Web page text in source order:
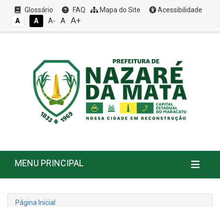
Glossário FAQ Mapa do Site
Acessibilidade
A
A A- A A+
MENU PRINCIPAL
Página Inicial